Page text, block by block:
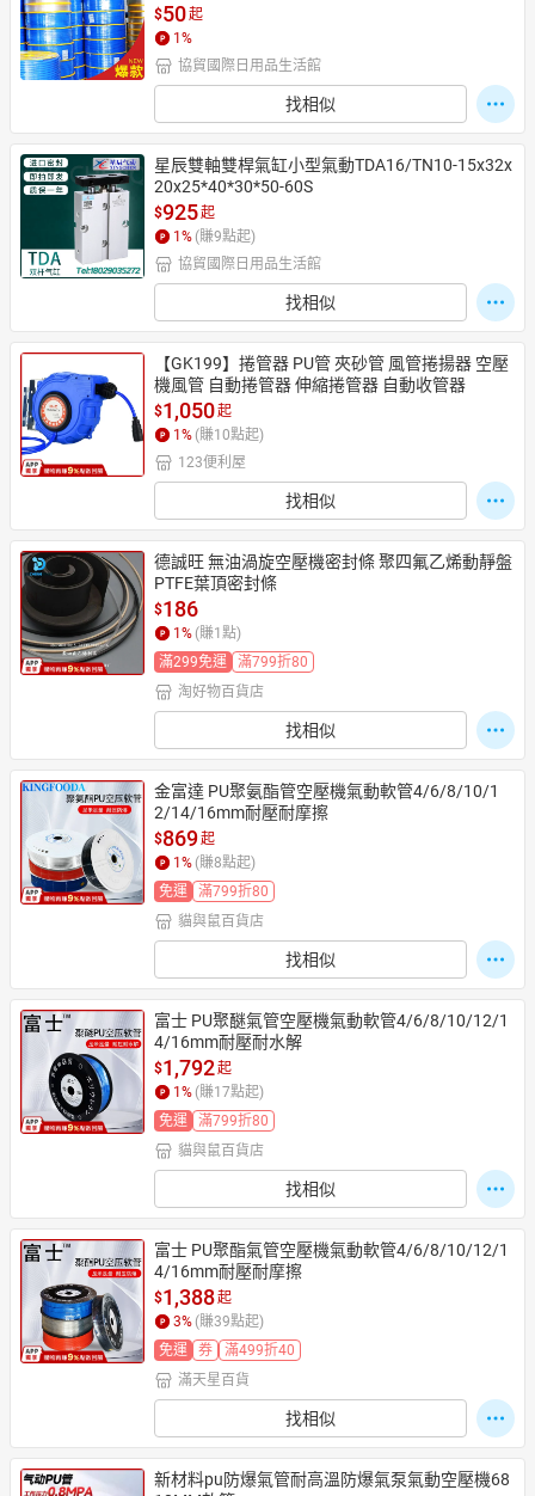
$50起
1 %
協貿國際日用品生活館
找相似
星辰雙軸雙桿氣缸小型氣動TDA16/TN10-15x32x
20x25*40*30*50-60S
$925起
1 % (賺9點起)
協貿國際日用品生活館
找相似
【GK199】捲管器 PU管 夾砂管 風管捲揚器 空壓
機風管 自動捲管器 伸縮捲管器 自動收管器
$1,050起
1 % (賺10點起)
123便利屋
找相似
德誠旺 無油渦旋空壓機密封條 聚四氟乙烯動靜盤
PTFE葉頂密封條
$186
1 % (賺1 點)
滿299免運
滿799折80
淘好物百貨店
找相似
金富達 PU聚氨酯管空壓機氣動軟管4/6/8/10/1
2/14/16mm耐壓耐摩擦
$869起
1 % (賺8點起)
免運
滿799折80
貓與鼠百貨店
找相似
富士 PU聚醚氣管空壓機氣動軟管4/6/8/10/12/1
4/16mm耐壓耐水解
$1,792起
1 % (賺17點起)
免運
滿799折80
貓與鼠百貨店
找相似
富士 PU聚酯氣管空壓機氣動軟管4/6/8/10/12/1
4/16mm耐壓耐摩擦
$1,388起
3% (賺39點起)
免運
券
滿499折40
滿天星百貨
找相似
新材料pu防爆氣管耐高溫防爆氣泵氣動空壓機68